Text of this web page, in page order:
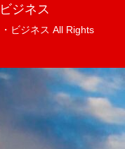
ジネス
ビジネス All Rights